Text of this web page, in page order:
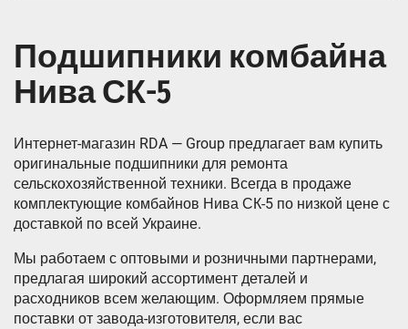
Подшипники комбайна
Нива СК-5
Интернет-магазин RDA — Group предлагает вам купить
оригинальные подшипники для ремонта
сельскохозяйственной техники. Всегда в продаже
комплектующие комбайнов Нива СК-5 по низкой цене с
доставкой по всей Украине.
Мы работаем с оптовыми и розничными партнерами,
предлагая широкий ассортимент деталей и
расходников всем желающим. Оформляем прямые
поставки от завода-изготовителя, если вас